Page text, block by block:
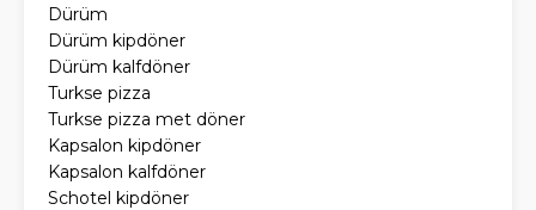
Dürüm
Dürüm kipdöner
Dürüm kalfdöner
Turkse pizza
Turkse pizza met döner
Kapsalon kipdöner
Kapsalon kalfdöner
Schotel kipdöner